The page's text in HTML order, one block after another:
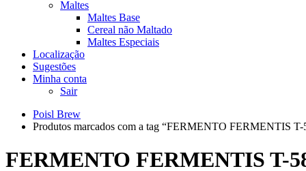
Maltes
Maltes Base
Cereal não Maltado
Maltes Especiais
Localização
Sugestões
Minha conta
Sair
Poisl Brew
Produtos marcados com a tag “FERMENTO FERMENTIS T-
FERMENTO FERMENTIS T-